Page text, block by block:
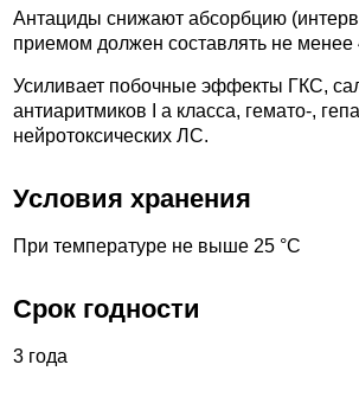
Антациды снижают абсорбцию
приемом должен составлять не менее
Усиливает побочные эффекты ГКС,
антиаритмиков I а класса, гемато-,
нейротоксических ЛС.
Условия хранения
При температуре не выше 25 °С
Срок годности
3 года